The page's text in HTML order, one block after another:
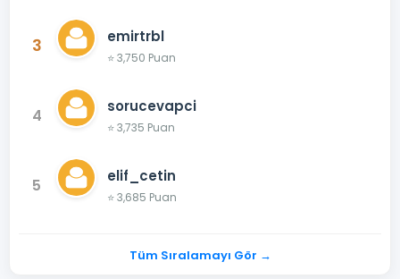
3 emirtrbl
⭐ 3,750 Puan
4 sorucevapci
⭐ 3,735 Puan
5 elif_cetin
⭐ 3,685 Puan
Tüm Sıralamayı Gör →